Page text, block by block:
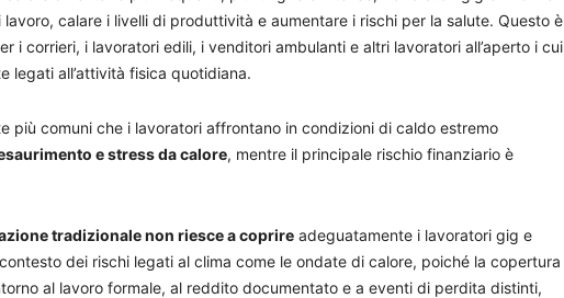
calare i livelli di produttività e aumentare i rischi per la salute. Questo è
i corrieri, i lavoratori edili, i venditori ambulanti e altri lavoratori all’aperto i cui
legati all’attività fisica quotidiana.
più comuni che i lavoratori affrontano in condizioni di caldo estremo
e stress da calore, mentre il principale rischio finanziario è
tradizionale non riesce a coprire adeguatamente i lavoratori gig e
dei rischi legati al clima come le ondate di calore, poiché la copertura
al lavoro formale, al reddito documentato e a eventi di perdita distinti,